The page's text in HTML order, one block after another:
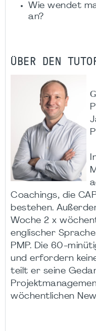
Wie wendet
an?
ÜBER DEN
Coachings, die
bestehen.
Woche 2 x
englischer
PMP. Die 60-
und erfordern
teilt er seine
wöchentlichen